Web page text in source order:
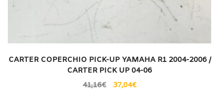
CARTER COPERCHIO PICK-UP YAMAHA R1 2004-2006 /
CARTER PICK UP 04-06
41,16€ 37,04€